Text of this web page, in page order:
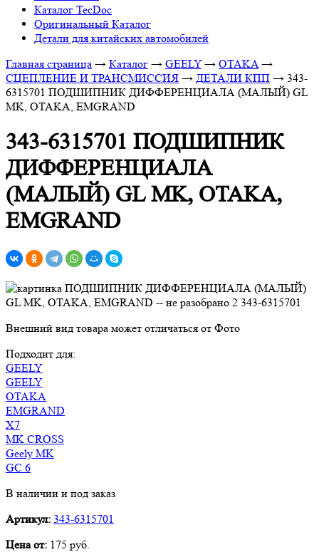
Каталог TecDoc
Оригинальный Каталог
Детали для китайских автомобилей
Главная страница → Каталог → GEELY→ OTAKA→
СЦЕПЛЕНИЕ И ТРАНСМИССИЯ → ДЕТАЛИ КПП → 343-
6315701 ПОДШИПНИК ДИФФЕРЕНЦИАЛА (МАЛЫЙ) GL
MK, OTAKA, EMGRAND
343-6315701 ПОДШИПНИК
ДИФФЕРЕНЦИАЛА
(МАЛЫЙ) GL MK, OTAKA,
EMGRAND
Внешний вид товара может отличаться от Фото
Подходит для:
GEELY
GEELY
OTAKA
EMGRAND
X7
MK CROSS
Geely MK
GC 6
В наличии и под заказ
Артикул: 343-6315701
Цена от: 175 руб.